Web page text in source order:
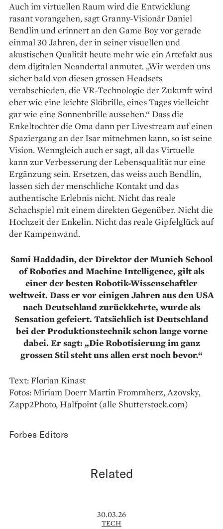
Auch im virtuellen Raum wird die Entwicklung
rasant vorangehen, sagt Granny-Visionär Daniel
Bendlin und erinnert an den Game Boy vor gerade
einmal 30 Jahren, der in seiner visuellen und
akustischen Qualität heute mehr wie ein Artefakt aus
dem digitalen Neandertal anmutet. „Wir werden uns
sicher bald von diesen grossen Headsets
verabschieden, die VR-Technologie der Zukunft wird
eher wie eine leichte Skibrille, eines Tages vielleicht
gar wie eine Sonnenbrille aussehen.“ Dass die
Enkeltochter die Oma dann per Livestream auf einen
Spaziergang an der Isar mitnehmen kann, so ist seine
Vision. Wenngleich auch er sagt, all das Virtuelle
kann zur Verbesserung der Lebensqualität nur eine
Ergänzung sein. Ersetzen, das weiss auch Bendlin,
lassen sich der menschliche Kontakt und das
authentische Erlebnis nicht. Nicht das reale
Schachspiel mit einem direkten Gegenüber. Nicht die
Hochzeit der Enkelin. Nicht das reale Gipfelglück auf
der Kampenwand.
Sami Haddadin, der Direktor der Munich School
of Robotics and Machine Intelligence, gilt als
einer der besten Robotik-Wissenschaftler
weltweit. Dass er vor einigen Jahren aus den USA
nach Deutschland zurückkehrte, wurde als
Sensation gefeiert. Tatsächlich ist Deutschland
bei der Produktionstechnik schon lange vorne
dabei. Er sagt: „Die Robotisierung im ganz
grossen Stil steht uns allen erst noch bevor.“
Text: Florian Kinast
Fotos: Miriam Doerr Martin Frommherz, Azovsky,
Zapp2Photo, Halfpoint (alle Shutterstock.com)
Forbes Editors
Related
30.03.26
TECH